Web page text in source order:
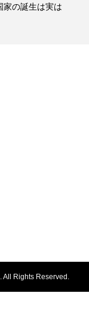
家の誕生は実は
All Rights Reserved.